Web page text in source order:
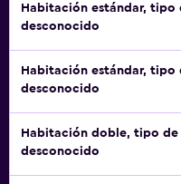
Habitación estándar, tipo
desconocido
Habitación estándar, tipo
desconocido
Habitación doble, tipo de
desconocido